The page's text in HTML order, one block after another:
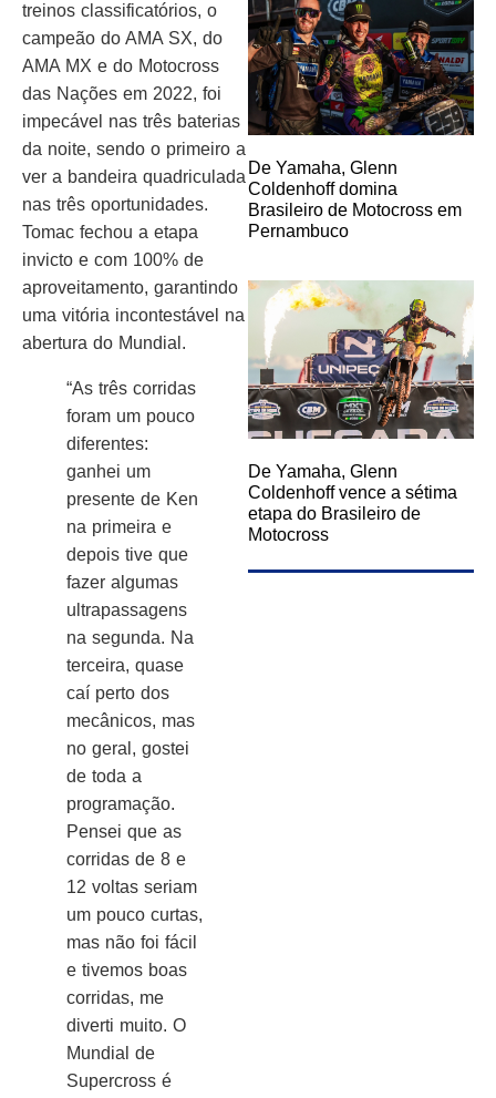
treinos classificatórios, o
campeão do AMA SX, do
AMA MX e do Motocross
das Nações em 2022, foi
impecável nas três baterias
da noite, sendo o primeiro a
ver a bandeira quadriculada
nas três oportunidades.
Tomac fechou a etapa
invicto e com 100% de
aproveitamento, garantindo
uma vitória incontestável na
abertura do Mundial.
“As três corridas
foram um pouco
diferentes:
ganhei um
presente de Ken
na primeira e
depois tive que
fazer algumas
ultrapassagens
na segunda. Na
terceira, quase
caí perto dos
mecânicos, mas
no geral, gostei
de toda a
programação.
Pensei que as
corridas de 8 e
12 voltas seriam
um pouco curtas,
mas não foi fácil
e tivemos boas
corridas, me
diverti muito. O
Mundial de
Supercross é
De Yamaha, Glenn
Coldenhoff domina
Brasileiro de Motocross em
Pernambuco
De Yamaha, Glenn
Coldenhoff vence a sétima
etapa do Brasileiro de
Motocross